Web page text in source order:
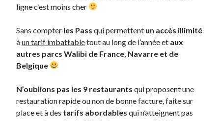
ligne c’est moins cher
Sans compter les Pass qui permettent un accès illimité
àun tarif imbattabletout au long de l’année et aux
autres parcs Walibi de France, Navarre et de
Belgique
N’oublions pas les 9 restaurants qui proposent une
restauration rapide ou non de bonne facture, faite sur
place et à des tarifs abordables qui n’atteignent pas